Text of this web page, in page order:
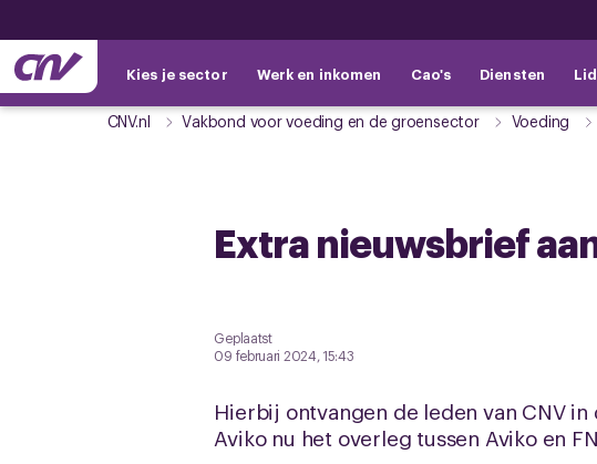
Kies je sector Werk en inkomen Cao's Diensten
CNV.nl Vakbond voor voeding en de groensector Voeding
Extra nieuwsbrief
Geplaatst
09 februari 2024, 15:43
Hierbij ontvangen de leden van CNV
Aviko nu het overleg tussen Aviko en